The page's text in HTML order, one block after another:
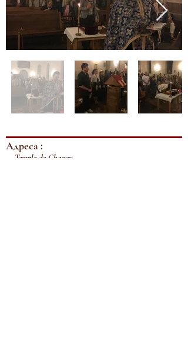
Адреса :
Temple de Chancy